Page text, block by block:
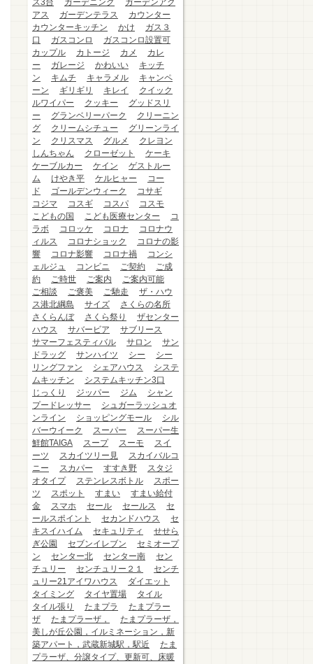
ス3台
ガーデニング
ガーデンアク
アス
ガーデンテラス
カウンター
カウンターキッチン
かけ
ガス３
口
ガスコンロ
ガスコンロ設置可
カップル
カトージ カメ
カレ
ー
ガレージ かわいい
キッチ
ン
キムチ キャラメル
キャンペ
ーン
ギリギリ キレイ
クイック
ルワイパー
クッキー
グッドスリ
ー
グランベリーパーク
クリーニン
グ
クリームシチュー
グリーンライ
ン
クリスマス グルメ
クレヨン
しんちゃん
クローゼット
ケーキ
ケーブルカー
ケイン
ゲストルー
ム
けやき平 ケルヒャー
コー
ド
ゴールデンウィーク
コサギ
コジマ
コスギ コスパ
コスモ
こどもの国
こども医療センター
コ
ラボ
コロッケ コロナ
コロナウ
ィルス
コロナショック
コロナの影
響
コロナ影響 コロナ禍
コンシ
ェルジュ
コンビニ ご契約
ご成
約
ご時世 ご案内
ご案内可能
ご相談
ご褒美 ご馳走
ザ・ハウ
ス港北綱島
サイズ
さくらの名所
さくらんぼ
さくら祭り
ザセンター
ハウス
サバービア
サブリース
サマーフェスティバル
サロン
サン
ドラッグ
サンハイツ シー
シー
リングファン
シェアハウス
システ
ムキッチン
システムキッチン3口
じっくり
ジッパー ジム
シャン
プードレッサー
シュガーラッシュオ
ンライン
ショッピングモール
シル
バーウイーク
スーパー
スーパー生
鮮館TAIGA
スープ スーモ
スイ
ーツ
スカイツリー見
スカイバルコ
ニー
スカパー すすき野
スタジ
オタイプ
ステンレスボトル
スポー
ツ
スポット すまい
すまい給付
金
スマホ セール セールス
セ
ールスポイント
セカンドハウス
セ
キスイハイム
セキュリティ
せせら
ぎ公園
セブンイレブン
セミオープ
ン
センター北 センター南
セン
チュリー
センチュリー２１
センチ
ュリー21アイワハウス
ダイエット
タイミング
タイヤ置場
タイル
タイル張り
たまプラ
たまプラー
ザ
たまプラーザ，
たまプラーザ，
美しが丘公園，イルミネーション，新
築アパート，武蔵新城駅，駅近
たま
プラーザ、分譲タイプ、更新可、床暖